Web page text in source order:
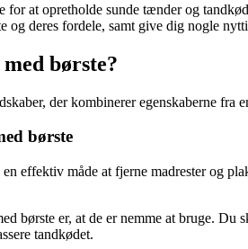
for at opretholde sunde tænder og
og deres fordele, samt give dig nogle
børste?
der kombinerer egenskaberne
børste
effektiv måde at fjerne madrester og
børste er, at de er nemme at bruge.
tandkødet.